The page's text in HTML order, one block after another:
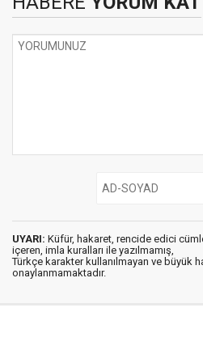
UYARI: Küfür, hakaret, rencide edici
içeren, imla kuralları ile yazılmamış,
Türkçe karakter kullanılmayan ve büyük
onaylanmamaktadır.